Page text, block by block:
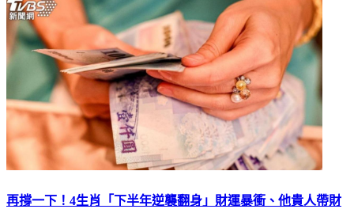
再撐一下！4生肖「下半年逆襲翻身」財運暴衝、他貴人帶財